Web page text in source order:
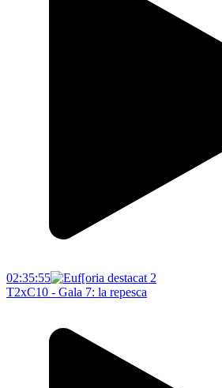
02:35:55
T2xC10 - Gala 7: la repesca